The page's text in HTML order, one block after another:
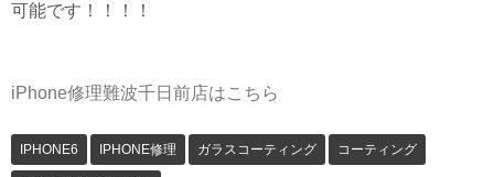
可能です！！！！
iPhone修理難波千日前店はこちら
IPHONE6 IPHONE修理 ガラスコーティング コーティング